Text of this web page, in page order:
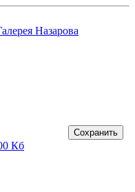
Назарова
Кб